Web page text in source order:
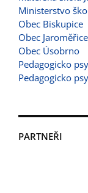
Ministerstvo
Obec Biskupice
Obec Jaroměřice
Obec Úsobrno
Pedagogicko
Pedagogicko
PARTNEŘI